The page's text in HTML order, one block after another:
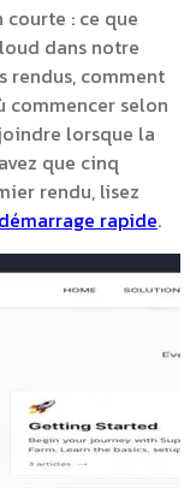
: ce que
dans notre
rendus, comment
commencer selon
lorsque la
que cinq
rendu, lisez
rapide.